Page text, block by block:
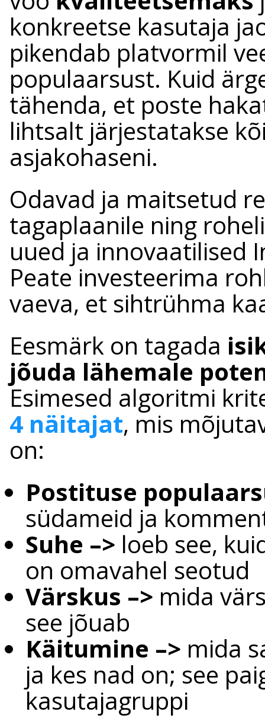
konkreetse kasutaja
pikendab platvormil
populaarsust. Kuid
tähenda, et poste
lihtsalt järjestatakse
asjakohaseni.
Odavad ja maitsetud
tagaplaanile ning
uued ja innovaatilised
Peate investeerima
vaeva, et sihtrühma
Eesmärk on tagada
jõuda lähemale
Esimesed algoritmi
4 näitajat, mis
on:
Postituse
südameid ja
Suhe –> loeb see,
on omavahel seotud
Värskus –> mida
see jõuab
Käitumine –> mida
ja kes nad on; see
kasutajagruppi